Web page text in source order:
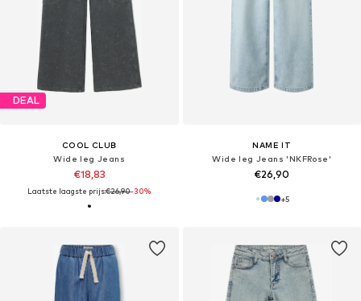
DEAL
COOL CLUB
Wide leg Jeans
€18,83
Laatste laagste prijs:€26,90-30%
NAME IT
Wide leg Jeans 'NKFRose'
€26,90
+5